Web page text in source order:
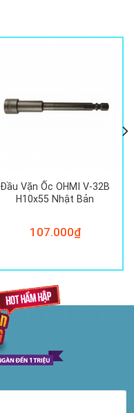
Đầu Vặn Ốc OHMI V-32B
H10x55 Nhật Bản
107.000₫